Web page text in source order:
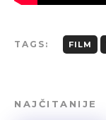
TAGS: FILM
NAJČITANIJE